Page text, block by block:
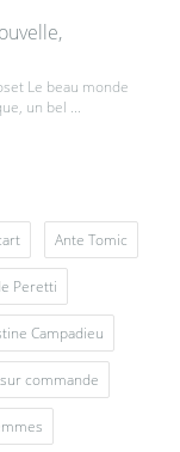
Le beau monde
un bel ...
Ante Tomic
Peretti
Campadieu
commande